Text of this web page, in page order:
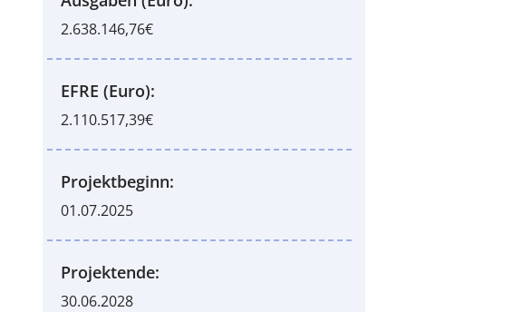
2.638.146,76€
EFRE (Euro):
2.110.517,39€
Projektbeginn:
01.07.2025
Projektende:
30.06.2028